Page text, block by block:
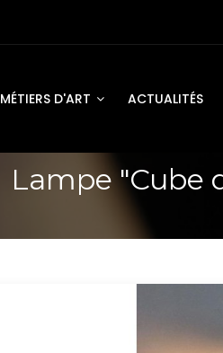
MÉTIERS D'ART ACTUALITÉS
Lampe "Cube